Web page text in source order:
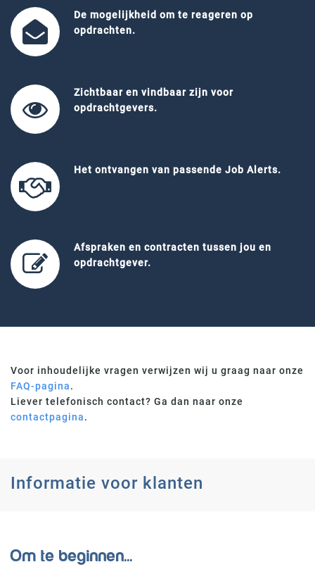
De mogelijkheid om te reageren op
opdrachten.
Zichtbaar en vindbaar zijn voor
opdrachtgevers.
Het ontvangen van passende Job Alerts.
Afspraken en contracten tussen jou en
opdrachtgever.
Voor inhoudelijke vragen verwijzen wij u graag naar onze
FAQ-pagina.
Liever telefonisch contact? Ga dan naar onze
contactpagina.
Informatie voor klanten
Om te beginnen...